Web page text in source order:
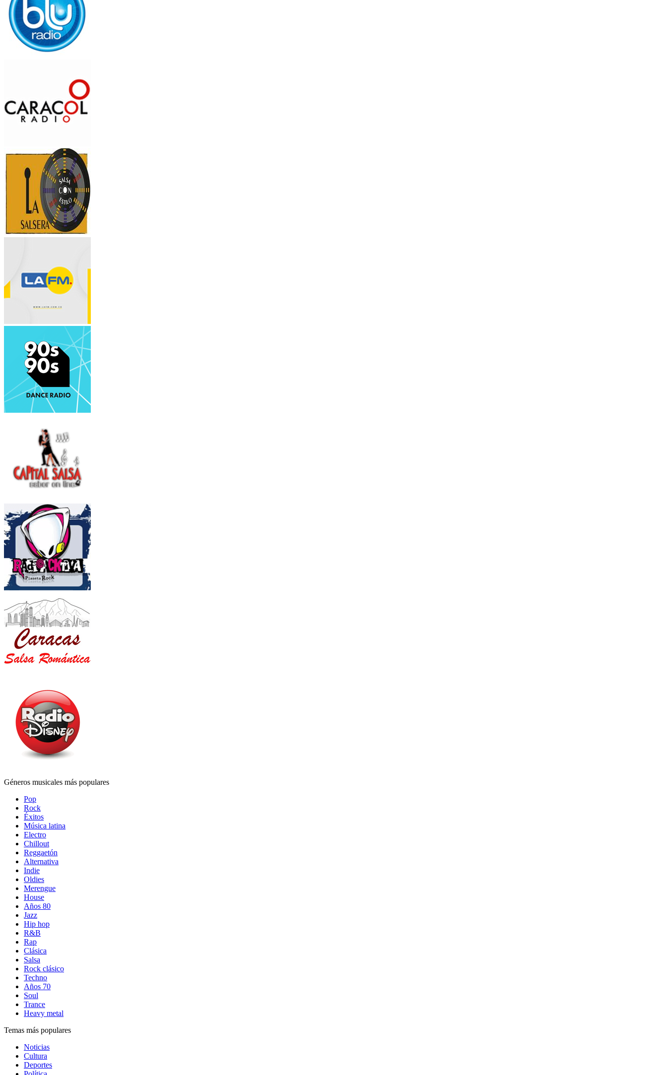
Géneros musicales más populares
Pop
Rock
Éxitos
Música latina
Electro
Chillout
Reggaetón
Alternativa
Indie
Oldies
Merengue
House
Años 80
Jazz
Hip hop
R&B
Rap
Clásica
Salsa
Rock clásico
Techno
Años 70
Soul
Trance
Heavy metal
Temas más populares
Noticias
Cultura
Deportes